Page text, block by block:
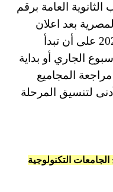
العامة برقم
بعد اعلان
اسماء الأوائل صباح يوم الأحد 2025 على أن تبدأ
الجاري أو بداية
المجاميع
لتنسيق المرحلة
التكنولوجية